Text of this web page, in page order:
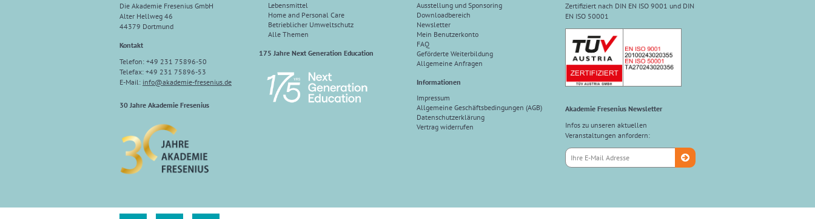
Die Akademie Fresenius GmbH
Alter Hellweg 46
44379 Dortmund
Kontakt
Telefon: +49 231 75896-50
Telefax: +49 231 75896-53
E-Mail: info@akademie-fresenius.de
30 Jahre Akademie Fresenius
Lebensmittel
Home and Personal Care
Betrieblicher Umweltschutz
Alle Themen
175 Jahre Next Generation Education
Ausstellung und Sponsoring
Downloadbereich
Newsletter
Mein Benutzerkonto
FAQ
Geförderte Weiterbildung
Allgemeine Anfragen
Informationen
Impressum
Allgemeine Geschäftsbedingungen (AGB)
Datenschutzerklärung
Vertrag widerrufen
Zertifiziert nach DIN EN ISO 9001 und DIN
EN ISO 50001
Akademie Fresenius Newsletter
Infos zu unseren aktuellen
Veranstaltungen anfordern: